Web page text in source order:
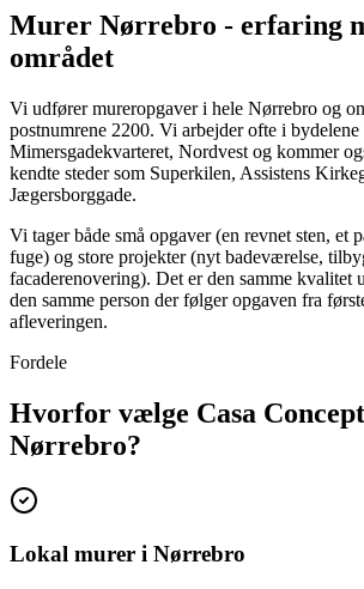
Murer Nørrebro - erfaring
området
Vi udfører mureropgaver i hele Nørrebro og
postnumrene 2200. Vi arbejder ofte i
Mimersgadekvarteret, Nordvest og kommer
kendte steder som Superkilen, Assistens
Jægersborggade.
Vi tager både små opgaver (en revnet sten, et
fuge) og store projekter (nyt badeværelse,
facaderenovering). Det er den samme kvalitet
den samme person der følger opgaven fra
afleveringen.
Fordele
Hvorfor vælge Casa
Nørrebro?
Lokal murer i Nørrebro